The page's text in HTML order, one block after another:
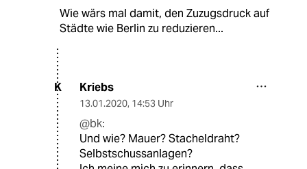
Wie wärs mal damit, den Zuzugsdruck auf
Städte wie Berlin zu reduzieren...
K Kriebs
13.01.2020, 14:53 Uhr
@bk:
Und wie? Mauer? Stacheldraht?
Selbstschussanlagen?